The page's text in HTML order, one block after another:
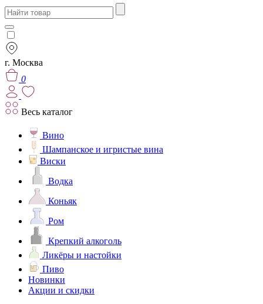
г. Москва
0
Весь каталог
Вино
Шампанское и игристые вина
Виски
Водка
Коньяк
Ром
Крепкий алкоголь
Ликёры и настойки
Пиво
Новинки
Акции и скидки